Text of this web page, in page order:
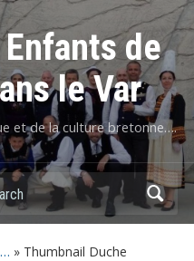
de
le Var
et de la culture bretonne….
» Thumbnail Duche